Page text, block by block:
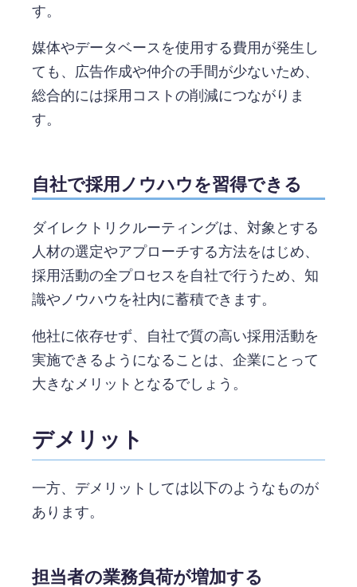
す。
媒体やデータベースを使用する費用が発生し
ても、広告作成や仲介の手間が少ないため、
総合的には採用コストの削減につながりま
す。
自社で採用ノウハウを習得できる
ダイレクトリクルーティングは、対象とする
人材の選定やアプローチする方法をはじめ、
採用活動の全プロセスを自社で行うため、知
識やノウハウを社内に蓄積できます。
他社に依存せず、自社で質の高い採用活動を
実施できるようになることは、企業にとって
大きなメリットとなるでしょう。
デメリット
一方、デメリットしては以下のようなものが
あります。
担当者の業務負荷が増加する